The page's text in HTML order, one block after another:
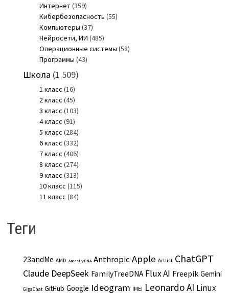
Интернет(359)
Кибербезопасность (55)
Компьютеры (37)
Нейросети, ИИ (485)
Операционные системы (58)
Программы (43)
Школа (1 509)
1 класс (16)
2 класс (45)
3 класс (103)
4 класс (91)
5 класс (284)
6 класс (332)
7 класс (406)
8 класс (274)
9 класс (313)
10 класс (115)
11 класс (84)
Теги
23andMe AMD AncestryDNA Anthropic Apple Artlist ChatGPT
Claude DeepSeek FamilyTreeDNA Flux AI Freepik Gemini
GigaChat GitHub Google Ideogram IMEI Leonardo AI Linux